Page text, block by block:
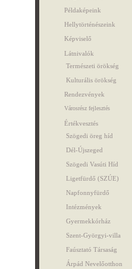
Példaképeink
Hellytörténészeink
Képviselő
Látnivalók
Természeti örökség
Kulturális örökség
Rendezvények
Városrész fejlesztés
Értékvesztés
Szögedi öreg híd
Dél-Újszeged
Szögedi Vasúti Híd
Ligetfürdő (SZÚE)
Napfonnyfürdő
Intézmények
Gyermekkórház
Szent-Györgyi-villa
Faúsztató Társaság
Árpád Nevelőotthon